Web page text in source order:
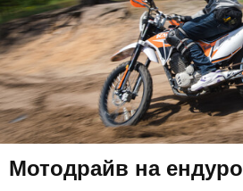
Мотодрайв на ендуро